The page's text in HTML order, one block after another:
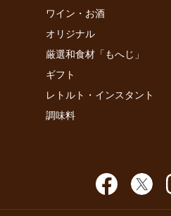
ワイン・お酒
オリジナル
厳選和食材「もへじ」
ギフト
レトルト・インスタント
調味料